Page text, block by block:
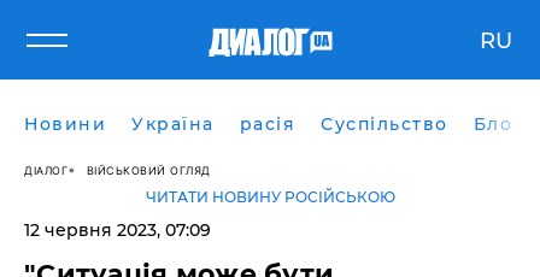
RU
Новини Україна расія Суспільство Блоги
ДІАЛОГ ВІЙСЬКОВИЙ ОГЛЯД
ЧИТАТИ НОВИНУ РОСІЙСЬКОЮ
12 червня 2023, 07:09